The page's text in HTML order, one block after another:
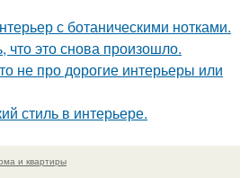
с ботаническими нотками.
что это снова произошло.
не про дорогие интерьеры или
стиль в интерьере.
и квартиры